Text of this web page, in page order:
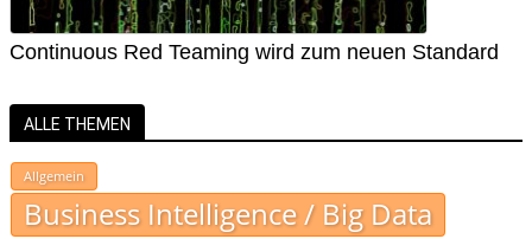
Continuous Red Teaming wird zum neuen Standard
ALLE THEMEN
Allgemein
Business Intelligence / Big Data